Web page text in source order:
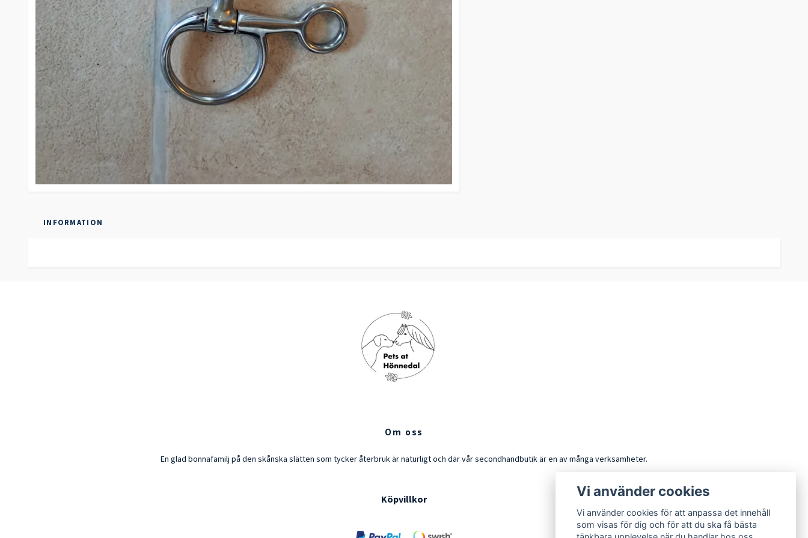
INFORMATION
Om oss
En glad bonnafamilj på den skånska slätten som tycker återbruk är naturligt och där vår secondhandbutik är en av många verksamheter.
Köpvillkor
Vi använder cookies
Vi använder cookies för att anpassa det innehåll
som visas för dig och för att du ska få bästa